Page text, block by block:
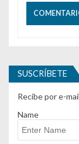
SUSCRÍBETE
Recibe por e-
Name